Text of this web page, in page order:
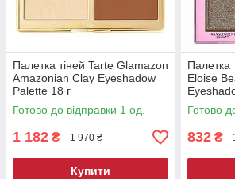
Палетка тіней Tarte Glamazon
Amazonian Clay Eyeshadow
Palette 18 г
Готово до відправки 1 од.
1 182 ₴ 1 970 ₴
Купити
Палетка
Eloise
Готово
832 ₴